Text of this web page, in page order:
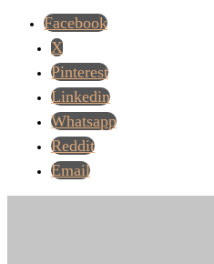
Facebook
X
Pinterest
Linkedin
Whatsapp
Reddit
Email